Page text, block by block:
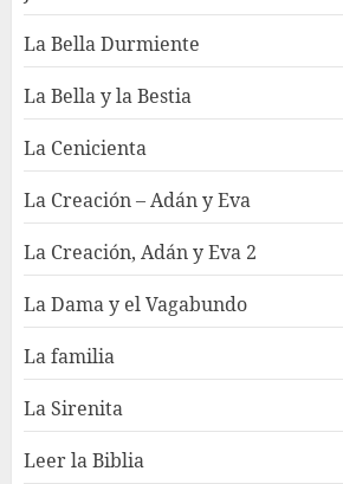
La Bella Durmiente
La Bella y la Bestia
La Cenicienta
La Creación – Adán y Eva
La Creación, Adán y Eva 2
La Dama y el Vagabundo
La familia
La Sirenita
Leer la Biblia